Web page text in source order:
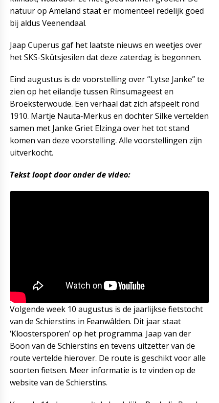
natuur op Ameland staat er momenteel redelijk goed
bij aldus Veenendaal.
Jaap Cuperus gaf het laatste nieuws en weetjes over
het SKS-Skûtsjesilen dat deze zaterdag is begonnen.
Eind augustus is de voorstelling over “Lytse Janke” te
zien op het eilandje tussen Rinsumageest en
Broeksterwoude. Een verhaal dat zich afspeelt rond
1910. Martje Nauta-Merkus en dochter Silke vertelden
samen met Janke Griet Elzinga over het tot stand
komen van deze voorstelling. Alle voorstellingen zijn
uitverkocht.
Tekst loopt door onder de video:
Volgende week 10 augustus is de jaarlijkse fietstocht
van de Schierstins in Feanwâlden. Dit jaar staat
‘Kloostersporen’ op het programma. Jaap van der
Boon van de Schierstins en tevens uitzetter van de
route vertelde hierover. De route is geschikt voor alle
soorten fietsen. Meer informatie is te vinden op de
website van de Schierstins.